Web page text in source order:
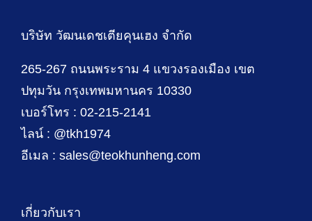
บริษัท วัฒนเดชเตียคุนเฮง จำกัด
265-267 ถนนพระราม 4 แขวงรองเมือง เขต
ปทุมวัน กรุงเทพมหานคร 10330
เบอร์โทร : 02-215-2141
ไลน์ : @tkh1974
อีเมล : sales@teokhunheng.com
เกี่ยวกับเรา